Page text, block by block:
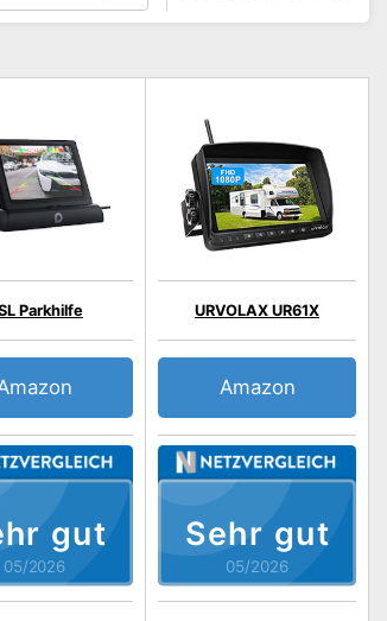
gut
05/2026
Parkhilfe
Sehr gut
05/2026
URVOLAX UR61X
Amazon